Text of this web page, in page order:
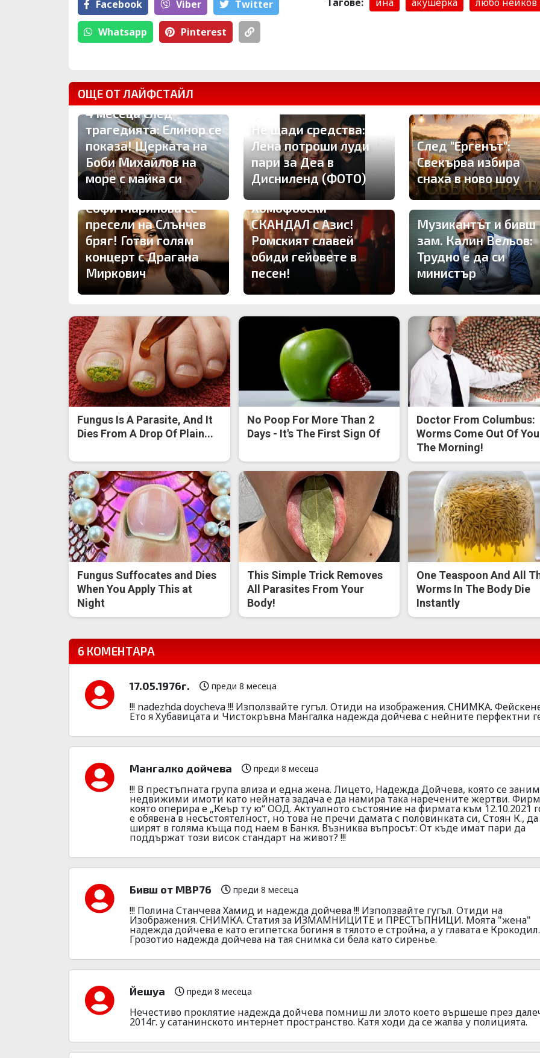
Facebook Viber Тwitter
Whatsapp Pinterest
Тагове: ина акушерка любо нейков
ОЩЕ ОТ ЛАЙФСТАЙЛ
4 месеца след
трагедията: Елинор се
показа! Щерката на
Боби Михайлов на
море с майка си
Не щади средства:
Лена потроши луди
пари за Деа в
Дисниленд (ФОТО)
След "Ергенът":
Свекърва избира
снаха в ново шоу
Софи Маринова се
пресели на Слънчев
бряг! Готви голям
концерт с Драгана
Миркович
Хомофобски
СКАНДАЛ с Азис!
Ромският славей
обиди гейовете в
песен!
Музикантът и бивш
зам. Калин Вельов:
Трудно е да си
министър
Fungus Is A Parasite, And It
Dies From A Drop Of Plain...
No Poop For More Than 2
Days - It's The First Sign Of
Doctor From Columbus:
Worms Come Out Of
The Morning!
Fungus Suffocates and Dies
When You Apply This at
Night
This Simple Trick Removes
All Parasites From Your
Body!
One Teaspoon And All
Worms In The Body Die
Instantly
6 КОМЕНТАРА
17.05.1976г. преди 8 месеца
!!! nadezhda doycheva !!! Използвайте гугъл. Отиди на изображения. СНИМКА.
Ето я Хубавицата и Чистокръвна Мангалка надежда дойчева с нейните перфектни
Мангалко дойчева преди 8 месеца
!!! В престъпната група влиза и една жена. Лицето, Надежда Дойчева, която се
недвижими имоти като нейната задача е да намира така наречените жертви.
която оперира е „Кеър ту ю“ ООД. Актуалното състояние на фирмата към 12.10.2021
е обявена в несъстоятелност, но това не пречи дамата с половинката си, Стоян К., да
ширят в голяма къща под наем в Банкя. Възниква въпросът: От къде имат пари да
поддържат този висок стандарт на живот? !!!
Бивш от МВР76 преди 8 месеца
!!! Полина Станчева Хамид и надежда дойчева !!! Използвайте гугъл. Отиди на
Изображения. СНИМКА. Статия за ИЗМАМНИЦИТЕ и ПРЕСТЪПНИЦИ. Моята "жена"
надежда дойчева е като египетска богиня в тялото е стройна, а у главата е Крокодил.
Грозотио надежда дойчева на тая снимка си бела като сиренье.
Йешуа преди 8 месеца
Нечестиво проклятие надежда дойчева помниш ли злото което вършеше през
2014г. у сатанинското интернет пространство. Катя ходи да се жалва у полицията.